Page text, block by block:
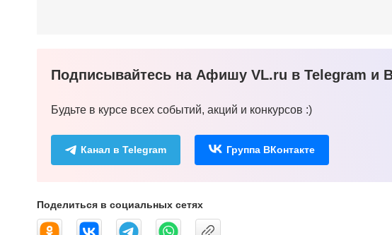
Подписывайтесь на Афишу VL.ru в Telegram и
Будьте в курсе всех событий, акций и конкурсов :)
Канал в Telegram Группа ВКонтакте
Поделиться в социальных сетях